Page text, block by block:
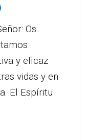
Os
y eficaz
vidas y en
El Espíritu